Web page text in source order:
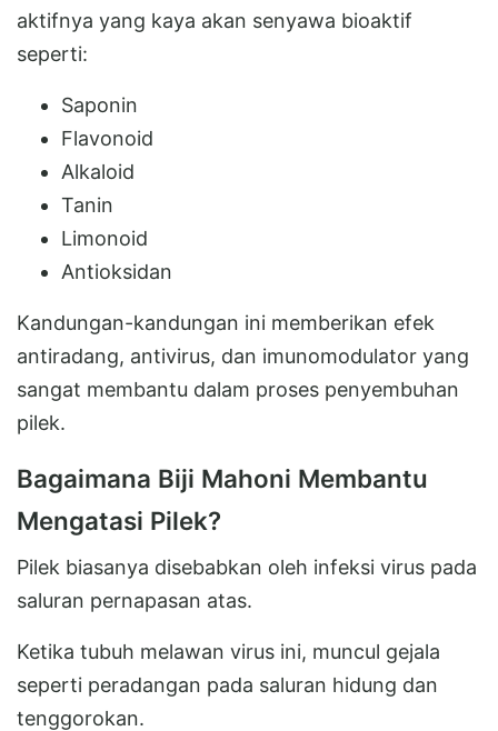
aktifnya yang kaya akan senyawa bioaktif
seperti:
Saponin
Flavonoid
Alkaloid
Tanin
Limonoid
Antioksidan
Kandungan-kandungan ini memberikan efek
antiradang, antivirus, dan imunomodulator yang
sangat membantu dalam proses penyembuhan
pilek.
Bagaimana Biji Mahoni Membantu
Mengatasi Pilek?
Pilek biasanya disebabkan oleh infeksi virus pada
saluran pernapasan atas.
Ketika tubuh melawan virus ini, muncul gejala
seperti peradangan pada saluran hidung dan
tenggorokan.